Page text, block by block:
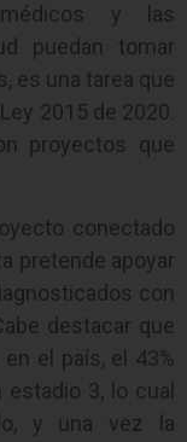
y las
puedan tomar
es una tarea que
2015 de 2020.
proyectos que
conectado
pretende apoyar
con
destacar que
el país, el 43%
3, lo cual
y una vez la